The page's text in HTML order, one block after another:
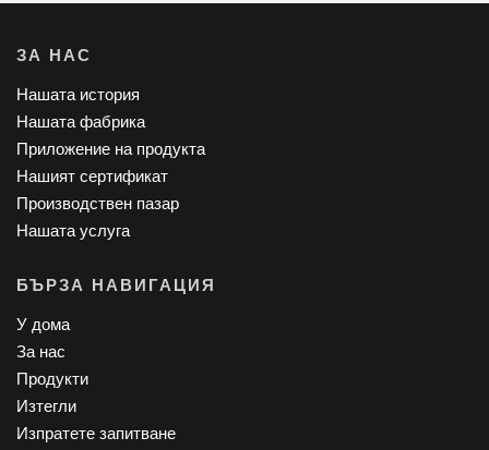
ЗА НАС
Нашата история
Нашата фабрика
Приложение на продукта
Нашият сертификат
Производствен пазар
Нашата услуга
БЪРЗА НАВИГАЦИЯ
У дома
За нас
Продукти
Изтегли
Изпратете запитване